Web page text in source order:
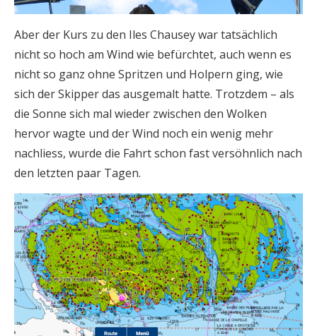
Aber der Kurs zu den Iles Chausey war tatsächlich
nicht so hoch am Wind wie befürchtet, auch wenn es
nicht so ganz ohne Spritzen und Holpern ging, wie
sich der Skipper das ausgemalt hatte. Trotzdem – als
die Sonne sich mal wieder zwischen den Wolken
hervor wagte und der Wind noch ein wenig mehr
nachliess, wurde die Fahrt schon fast versöhnlich nach
den letzten paar Tagen.